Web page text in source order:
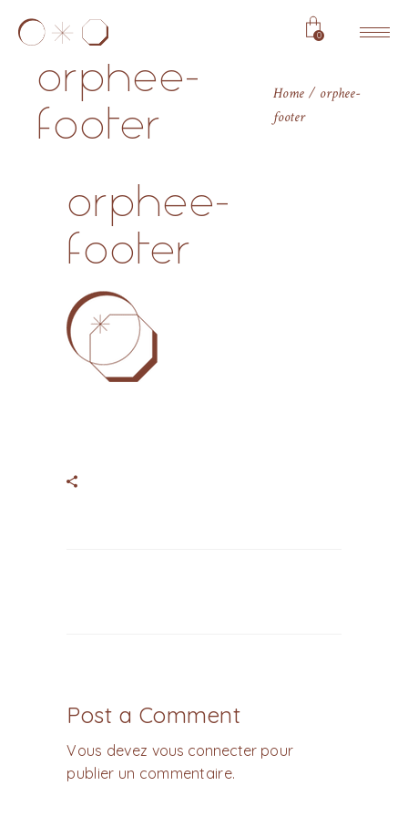
0
orphee-
footer
Home
orphee-
footer
orphee-
footer
Post a Comment
Vous devez vous connecterpour
publier un commentaire.